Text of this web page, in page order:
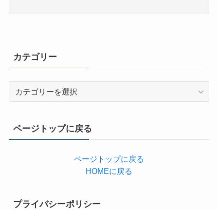
カテゴリー
ページトップに戻る
ページトップに戻る
HOMEに戻る
プライバシーポリシー